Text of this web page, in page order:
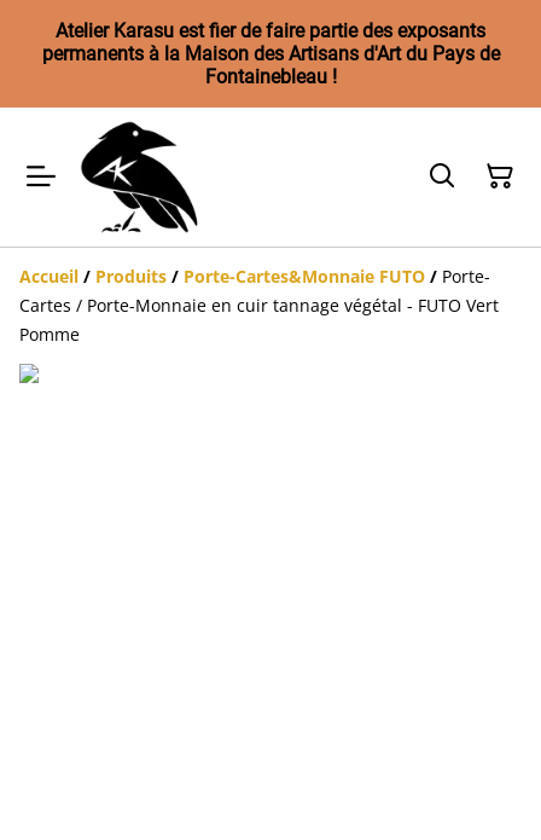
Atelier Karasu est fier de faire partie des exposants
permanents à la Maison des Artisans d'Art du Pays de
Fontainebleau !
Accueil / Produits / Porte-Cartes&Monnaie FUTO / Porte-
Cartes / Porte-Monnaie en cuir tannage végétal - FUTO Vert
Pomme